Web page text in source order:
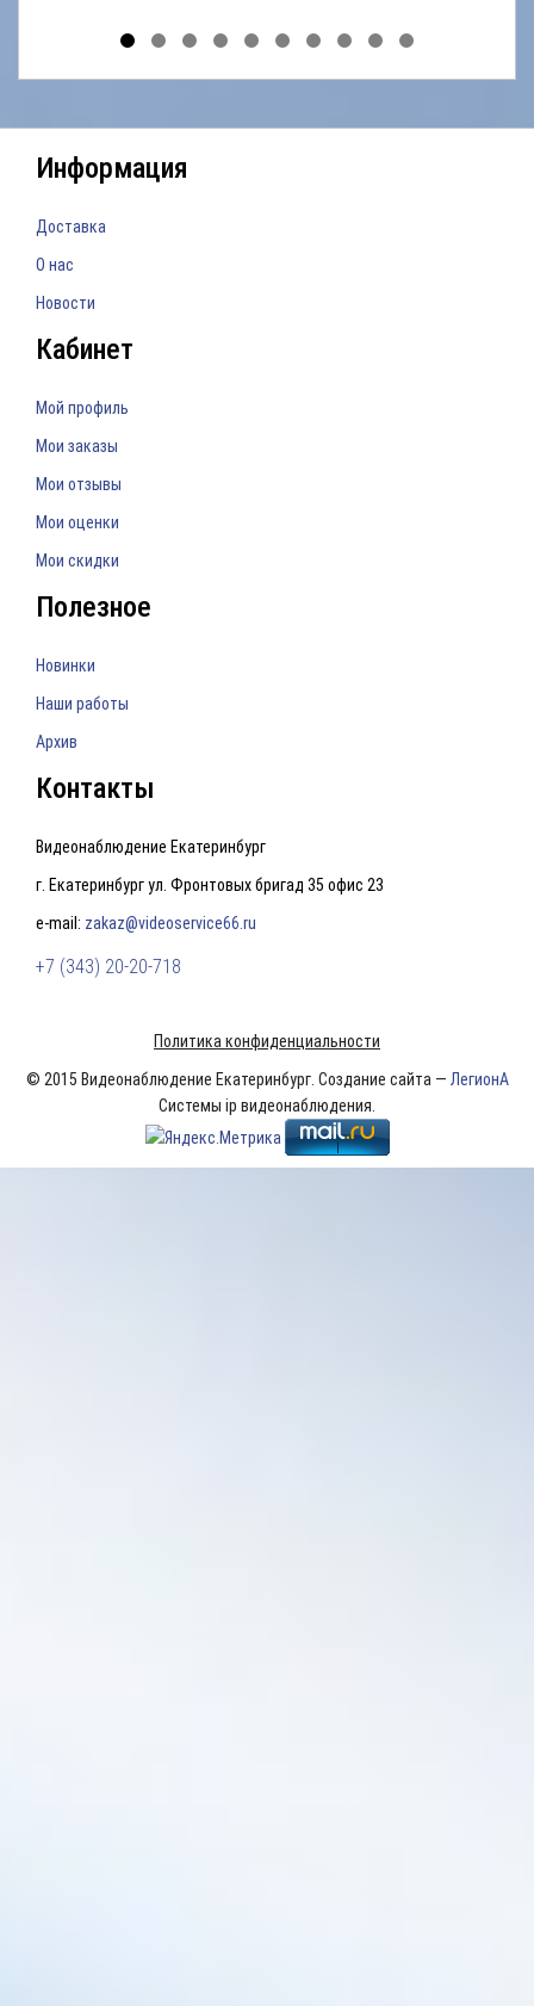
Информация
Доставка
О нас
Новости
Кабинет
Мой профиль
Мои заказы
Мои отзывы
Мои оценки
Мои скидки
Полезное
Новинки
Наши работы
Архив
Контакты
Видеонаблюдение Екатеринбург
г. Екатеринбург ул. Фронтовых бригад 35 офис 23
e-mail: zakaz@videoservice66.ru
+7 (343) 20-20-718
Политика конфиденциальности
© 2015 Видеонаблюдение Екатеринбург. Создание сайта — ЛегионА
Системы ip видеонаблюдения.